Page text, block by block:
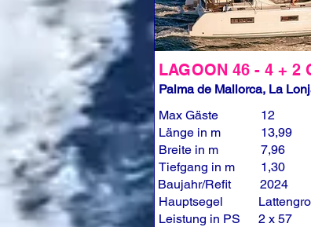
LAGOON 46 - 4 + 2
Palma de Mallorca, La
Max Gäste
Länge in m
Breite in m
Tiefgang in m
Baujahr/Refit
Hauptsegel
Leistung in PS
12
13,99
7,96
1,30
2024
2 x 57